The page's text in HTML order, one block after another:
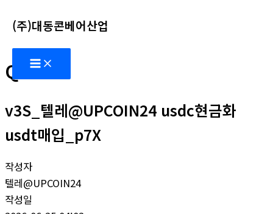
텐
츠
로
건
뛰
(주)대동콘베어산업
Main
Menu
Q&A
v3S_텔레@UPCOIN24 usdc현금화
usdt매입_p7X
작성자
텔레@UPCOIN24
작성일